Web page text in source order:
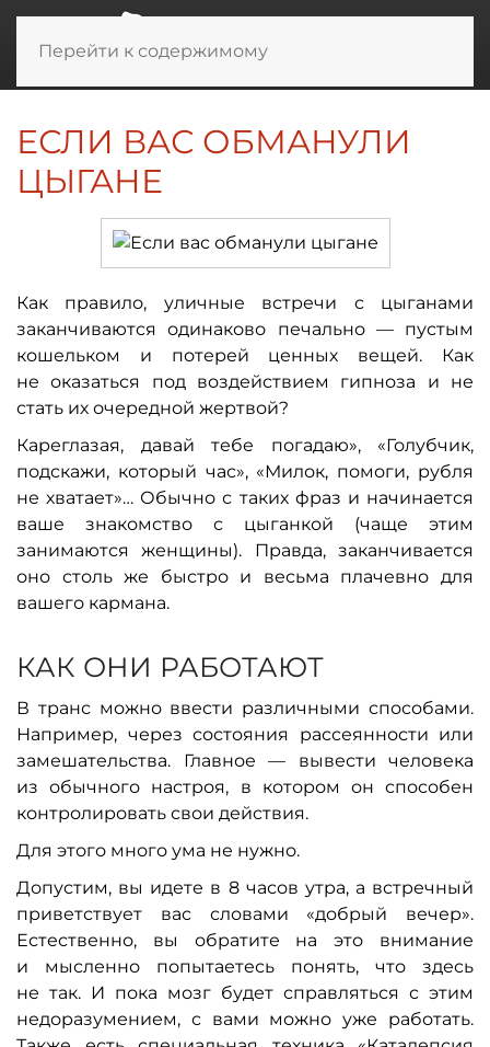
Перейти к содержимому
ЕСЛИ ВАС ОБМАНУЛИ
ЦЫГАНЕ
Как правило, уличные встречи с цыганами
заканчиваются одинаково печально — пустым
кошельком и потерей ценных вещей. Как
не оказаться под воздействием гипноза и не
стать их очередной жертвой?
Кареглазая, давай тебе погадаю», «Голубчик,
подскажи, который час», «Милок, помоги, рубля
не хватает»… Обычно с таких фраз и начинается
ваше знакомство с цыганкой (чаще этим
занимаются женщины). Правда, заканчивается
оно столь же быстро и весьма плачевно для
вашего кармана.
КАК ОНИ РАБОТАЮТ
В транс можно ввести различными способами.
Например, через состояния рассеянности или
замешательства. Главное — вывести человека
из обычного настроя, в котором он способен
контролировать свои действия.
Для этого много ума не нужно.
Допустим, вы идете в 8 часов утра, а встречный
приветствует вас словами «добрый вечер».
Естественно, вы обратите на это внимание
и мысленно попытаетесь понять, что здесь
не так. И пока мозг будет справляться с этим
недоразумением, с вами можно уже работать.